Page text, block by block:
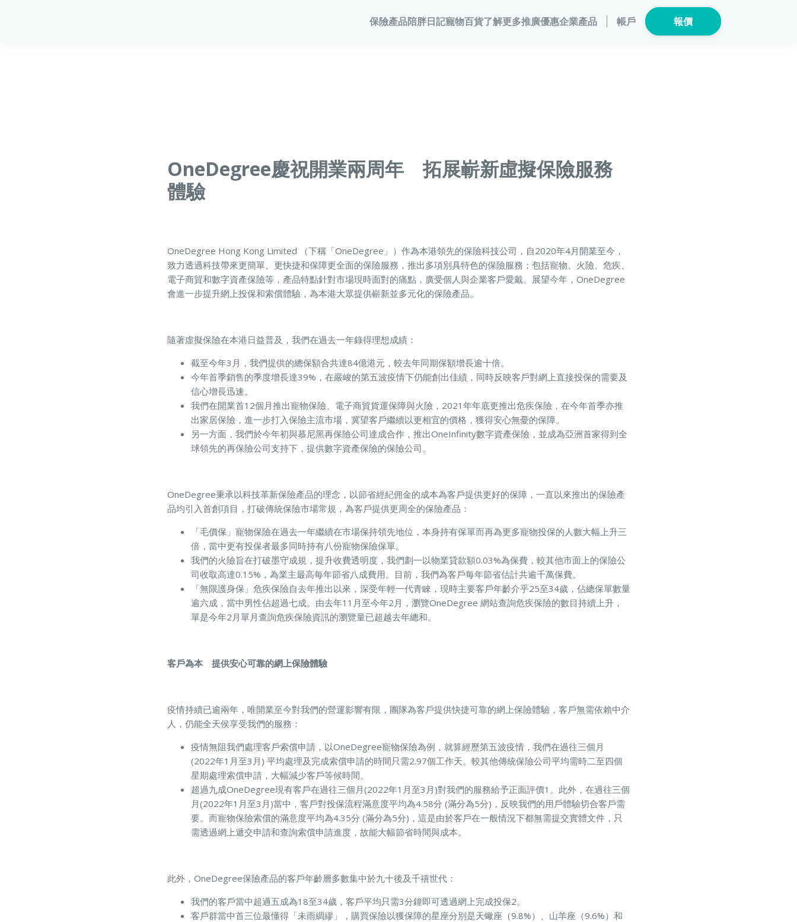
保險產品
獸醫網絡
申請索償
陪胖日記寵物百貨了解更多推廣優惠企業產品
帳戶 報價
OneDegree慶祝開業兩周年 拓展嶄新虛擬保險服務
體驗
OneDegree Hong Kong Limited （下稱「OneDegree」）作為本港領先的保險科技公司，自2020年4月開業至今，
致力透過科技帶來更簡單、更快捷和保障更全面的保險服務，推出多項別具特色的保險服務；包括寵物、火險、危疾、
電子商貿和數字資產保險等，產品特點針對市場現時面對的痛點，廣受個人與企業客戶愛戴。展望今年，OneDegree
會進一步提升網上投保和索償體驗，為本港大眾提供嶄新並多元化的保險產品。
隨著虛擬保險在本港日益普及，我們在過去一年錄得理想成績：
截至今年3月，我們提供的總保額合共達84億港元，較去年同期保額增長逾十倍。
今年首季銷售的季度增長達39%，在嚴峻的第五波疫情下仍能創出佳績，同時反映客戶對網上直接投保的需要及
信心增長迅速。
我們在開業首12個月推出寵物保險、電子商貿貨運保障與火險，2021年年底更推出危疾保險，在今年首季亦推
出家居保險，進一步打入保險主流市場，冀望客戶繼續以更相宜的價格，獲得安心無憂的保障。
另一方面，我們於今年初與慕尼黑再保險公司達成合作，推出OneInfinity數字資產保險，並成為亞洲首家得到全
球領先的再保險公司支持下，提供數字資產保險的保險公司。
OneDegree秉承以科技革新保險產品的理念，以節省經紀佣金的成本為客戶提供更好的保障，一直以來推出的保險產
品均引入首創項目，打破傳統保險市場常規，為客戶提供更周全的保險產品：
「毛價保」寵物保險在過去一年繼續在市場保持領先地位，本身持有保單而再為更多寵物投保的人數大幅上升三
倍，當中更有投保者最多同時持有八份寵物保險保單。
我們的火險旨在打破墨守成規，提升收費透明度，我們劃一以物業貸款額0.03%為保費，較其他市面上的保險公
司收取高達0.15%，為業主最高每年節省八成費用。目前，我們為客戶每年節省估計共逾千萬保費。
「無限護身保」危疾保險自去年推出以來，深受年輕一代青睞，現時主要客戶年齡介乎25至34歲，佔總保單數量
逾六成，當中男性佔超過七成。由去年11月至今年2月，瀏覽OneDegree 網站查詢危疾保險的數目持續上升，
單是今年2月單月查詢危疾保險資訊的瀏覽量已超越去年總和。
客戶為本 提供安心可靠的網上保險體驗
疫情持續已逾兩年，唯開業至今對我們的營運影響有限，團隊為客戶提供快捷可靠的網上保險體驗，客戶無需依賴中介
人，仍能全天侯享受我們的服務：
疫情無阻我們處理客戶索償申請，以OneDegree寵物保險為例，就算經歷第五波疫情，我們在過往三個月
(2022年1月至3月) 平均處理及完成索償申請的時間只需2.97個工作天。較其他傳統保險公司平均需時二至四個
星期處理索償申請，大幅減少客戶等候時間。
超過九成OneDegree現有客戶在過往三個月(2022年1月至3月)對我們的服務給予正面評價1。此外，在過往三個
月(2022年1月至3月)當中，客戶對投保流程滿意度平均為4.58分 (滿分為5分)，反映我們的用戶體驗切合客戶需
要。而寵物保險索償的滿意度平均為4.35分 (滿分為5分)，這是由於客戶在一般情況下都無需提交實體文件，只
需透過網上遞交申請和查詢索償申請進度，故能大幅節省時間與成本。
此外，OneDegree保險產品的客戶年齡層多數集中於九十後及千禧世代：
我們的客戶當中超過五成為18至34歲，客戶平均只需3分鐘即可透過網上完成投保2。
客戶群當中首三位最懂得「未雨綢繆」，購買保險以獲保障的星座分別是天蠍座（9.8%）、山羊座（9.6%）和